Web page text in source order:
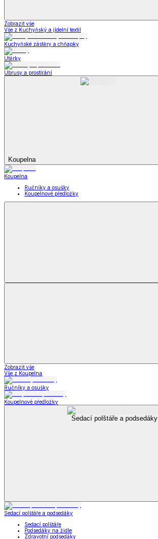
Zobrazit vše
Vše z Kuchyňský a jídelní textil
Kuchyňské zástěry a chňapky
Utěrky
Ubrusy a prostírání
Koupelna
Koupelna
Ručníky a osušky
Koupelnové předložky
Zobrazit vše
Vše z Koupelna
Ručníky a osušky
Koupelnové předložky
Sedací polštáře a podsedáky
Sedací polštáře a podsedáky
Sedací polštáře
Podsedáky na židle
Zdravotní podsedáky